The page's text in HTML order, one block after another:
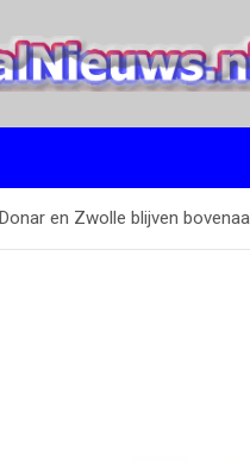
Donar en Zwolle blijven